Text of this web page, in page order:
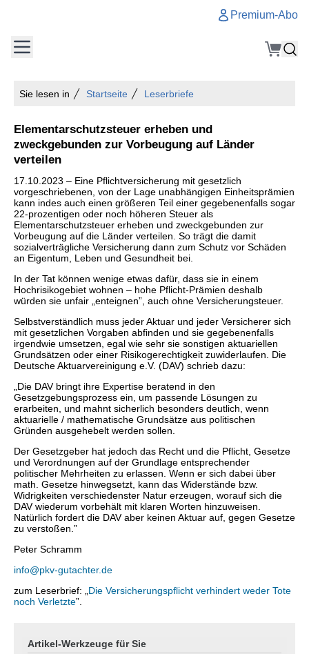
Premium-Abo
Sie lesen in Startseite Leserbriefe
Elementarschutzsteuer erheben und
zweckgebunden zur Vorbeugung auf Länder
verteilen
17.10.2023 – Eine Pflichtversicherung mit gesetzlich
vorgeschriebenen, von der Lage unabhängigen Einheitsprämien
kann indes auch einen größeren Teil einer gegebenenfalls sogar
22-prozentigen oder noch höheren Steuer als
Elementarschutzsteuer erheben und zweckgebunden zur
Vorbeugung auf die Länder verteilen. So trägt die damit
sozialverträgliche Versicherung dann zum Schutz vor Schäden
an Eigentum, Leben und Gesundheit bei.
In der Tat können wenige etwas dafür, dass sie in einem
Hochrisikogebiet wohnen – hohe Pflicht-Prämien deshalb
würden sie unfair „enteignen”, auch ohne Versicherungsteuer.
Selbstverständlich muss jeder Aktuar und jeder Versicherer sich
mit gesetzlichen Vorgaben abfinden und sie gegebenenfalls
irgendwie umsetzen, egal wie sehr sie sonstigen aktuariellen
Grundsätzen oder einer Risikogerechtigkeit zuwiderlaufen. Die
Deutsche Aktuarvereinigung e.V. (DAV) schrieb dazu:
„Die DAV bringt ihre Expertise beratend in den
Gesetzgebungsprozess ein, um passende Lösungen zu
erarbeiten, und mahnt sicherlich besonders deutlich, wenn
aktuarielle / mathematische Grundsätze aus politischen
Gründen ausgehebelt werden sollen.
Der Gesetzgeber hat jedoch das Recht und die Pflicht, Gesetze
und Verordnungen auf der Grundlage entsprechender
politischer Mehrheiten zu erlassen. Wenn er sich dabei über
math. Gesetze hinwegsetzt, kann das Widerstände bzw.
Widrigkeiten verschiedenster Natur erzeugen, worauf sich die
DAV wiederum vorbehält mit klaren Worten hinzuweisen.
Natürlich fordert die DAV aber keinen Aktuar auf, gegen Gesetze
zu verstoßen.”
Peter Schramm
info@pkv-gutachter.de
zum Leserbrief: „ Die Versicherungspflicht verhindert weder Tote
noch Verletzte”.
Artikel-Werkzeuge für Sie